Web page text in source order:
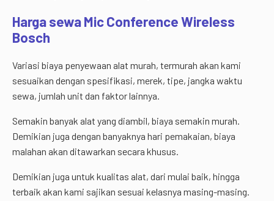
Harga sewa Mic Conference Wireless
Bosch
Variasi biaya penyewaan alat murah, termurah akan kami
sesuaikan dengan spesifikasi, merek, tipe, jangka waktu
sewa, jumlah unit dan faktor lainnya.
Semakin banyak alat yang diambil, biaya semakin murah.
Demikian juga dengan banyaknya hari pemakaian, biaya
malahan akan ditawarkan secara khusus.
Demikian juga untuk kualitas alat, dari mulai baik, hingga
terbaik akan kami sajikan sesuai kelasnya masing-masing.